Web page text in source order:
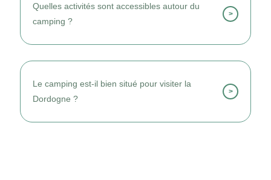
Quelles activités sont accessibles autour du
camping ?
>
Je profite des balades, rivières, marchés et
Le camping est-il bien situé pour visiter la
Dordogne ?
>